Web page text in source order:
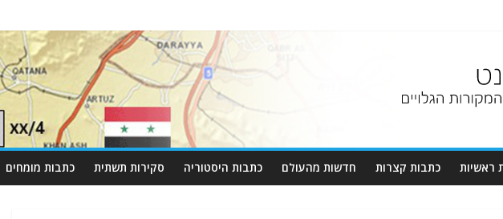
ראשיות כתבות קצרות חדשות מהעולם כתבות היסטוריה סקירות תשתית כתבות מומחים